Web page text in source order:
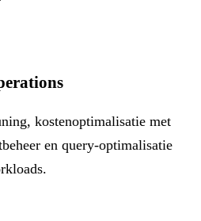
kostenoptimalisatie met
en query-optimalisatie